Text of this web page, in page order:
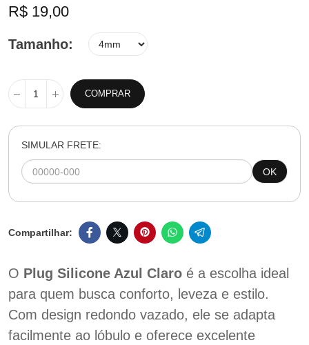
R$ 19,00
Tamanho
COMPRAR
SIMULAR FRETE:
OK
O Plug Silicone Azul Claro é a escolha ideal
para quem busca conforto, leveza e estilo.
Com design redondo vazado, ele se adapta
facilmente ao lóbulo e oferece excelente